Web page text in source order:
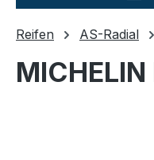
Reifen AS-Radial